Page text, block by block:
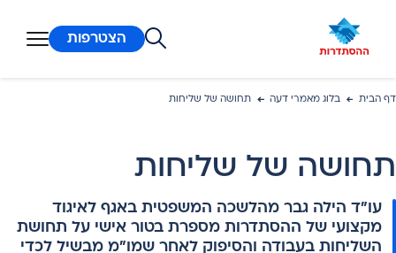
מרכזי
הצטרפות
דף הבית בלוג מאמרי דעה תחושה של שליחות
תחושה של שליחות
עו"ד הילה גבר מהלשכה המשפטית באגף לאיגוד
מקצועי של ההסתדרות מספרת בטור אישי על תחושת
השליחות בעבודה והסיפוק לאחר שמו"מ מבשיל לכדי